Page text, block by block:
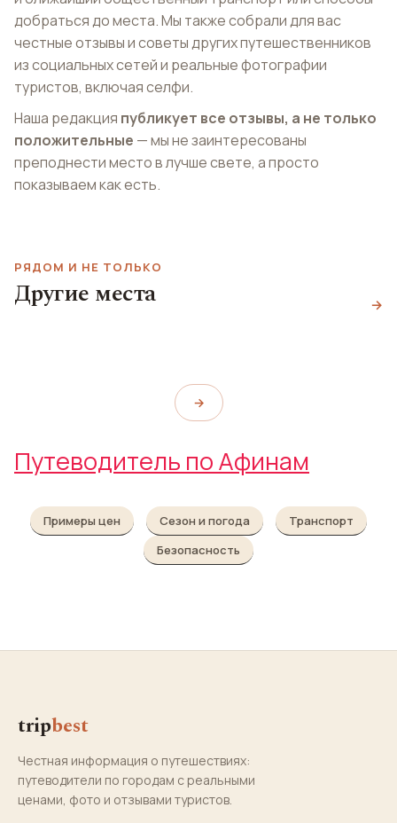
добраться до места. Мы также собрали для вас
честные отзывы и советы других путешественников
из социальных сетей и реальные фотографии
туристов, включая селфи.
Наша редакция публикует все отзывы, а не только
положительные — мы не заинтересованы
преподнести место в лучше свете, а просто
показываем как есть.
РЯДОМ И НЕ ТОЛЬКО
Другие места →
Греческий парламент
→
Путеводитель по Афинам
Примеры цен Сезон и погода
Транспорт
Безопасность
tripbest
Честная информация о путешествиях:
путеводители по городам с реальными
ценами, фото и отзывами туристов.